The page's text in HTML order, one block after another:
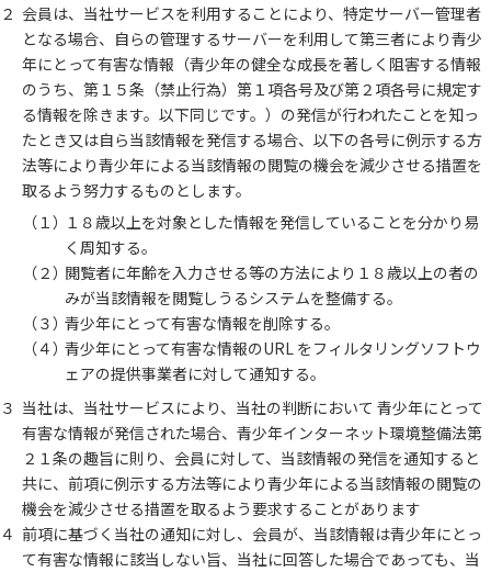
２ 会員は、当社サービスを利用することにより、特定サーバー管理者
となる場合、自らの管理するサーバーを利用して第三者により青少
年にとって有害な情報（青少年の健全な成長を著しく阻害する情報
のうち、第１５条（禁止行為）第１項各号及び第２項各号に規定す
る情報を除きます。以下同じです。）の発信が行われたことを知っ
たとき又は自ら当該情報を発信する場合、以下の各号に例示する方
法等により青少年による当該情報の閲覧の機会を減少させる措置を
取るよう努力するものとします。
（１） １８歳以上を対象とした情報を発信していることを分かり易
く周知する。
（２）閲覧者に年齢を入力させる等の方法により１８歳以上の者の
みが当該情報を閲覧しうるシステムを整備する。
（３）青少年にとって有害な情報を削除する。
（４）青少年にとって有害な情報のURL をフィルタリングソフトウ
ェアの提供事業者に対して通知する。
３ 当社は、当社サービスにより、当社の判断において 青少年にとって
有害な情報が発信された場合、青少年インターネット環境整備法第
２１条の趣旨に則り、会員に対して、当該情報の発信を通知すると
共に、前項に例示する方法等により青少年による当該情報の閲覧の
機会を減少させる措置を取るよう要求することがあります
４ 前項に基づく当社の通知に対し、会員が、当該情報は青少年にとっ
て有害な情報に該当しない旨、当社に回答した場合であっても、当